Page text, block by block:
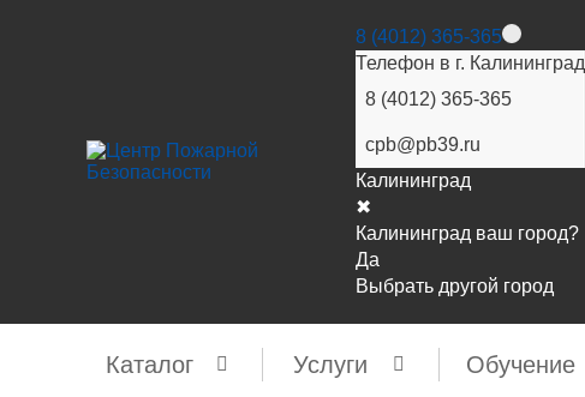
8 (4012) 365-365
Телефон в г. Калининград
8 (4012) 365-365
cpb@pb39.ru
Калининград
✖
Калининград ваш город?
Да
Выбрать другой город
Каталог Услуги Обучение